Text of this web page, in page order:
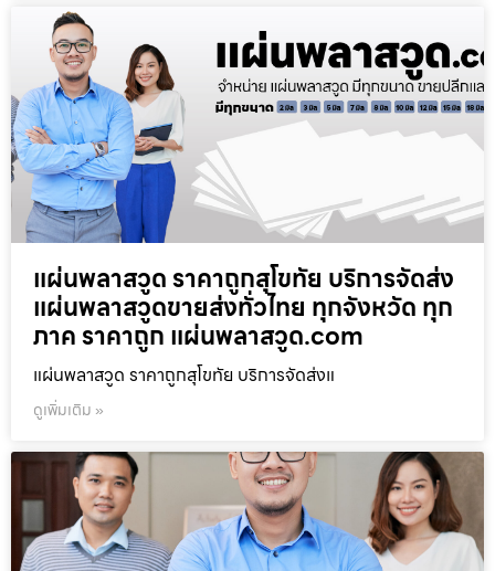
แผ่นพลาสวูด ราคาถูกสุโขทัย บริการจัดส่ง
แผ่นพลาสวูดขายส่งทั่วไทย ทุกจังหวัด ทุก
ภาค ราคาถูก แผ่นพลาสวูด.com
แผ่นพลาสวูด ราคาถูกสุโขทัย บริการจัดส่งแ
ดูเพิ่มเติม »